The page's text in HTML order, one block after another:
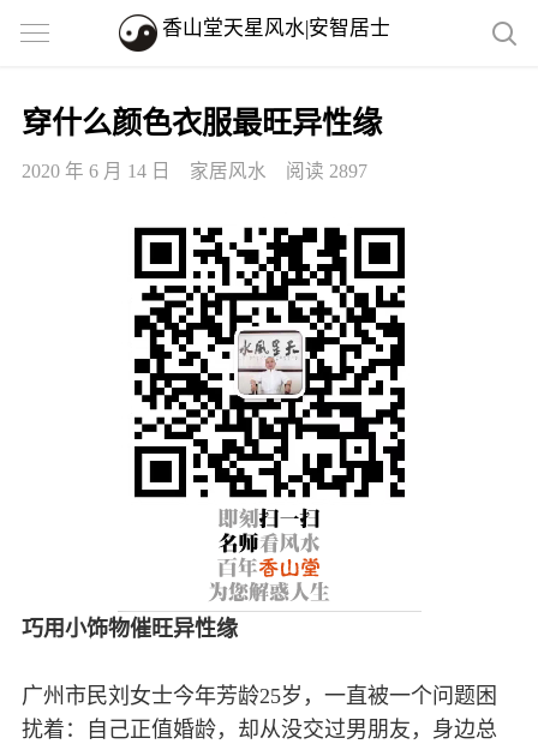
香山堂天星风水|安智居士
穿什么颜色衣服最旺异性缘
2020 年 6 月 14 日 家居风水 阅读 2897
巧用小饰物催旺异性缘
广州市民刘女士今年芳龄25岁，一直被一个问题困
扰着：自己正值婚龄，却从没交过男朋友，身边总